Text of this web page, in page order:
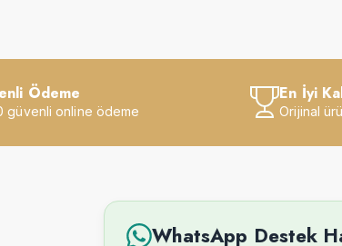
Ödeme
güvenli online ödeme
En İyi
Orijinal
WhatsApp Destek